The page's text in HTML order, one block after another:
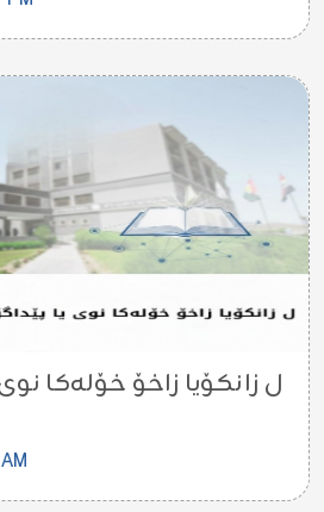
ل زانکۆیا زاخۆ خۆلەکا